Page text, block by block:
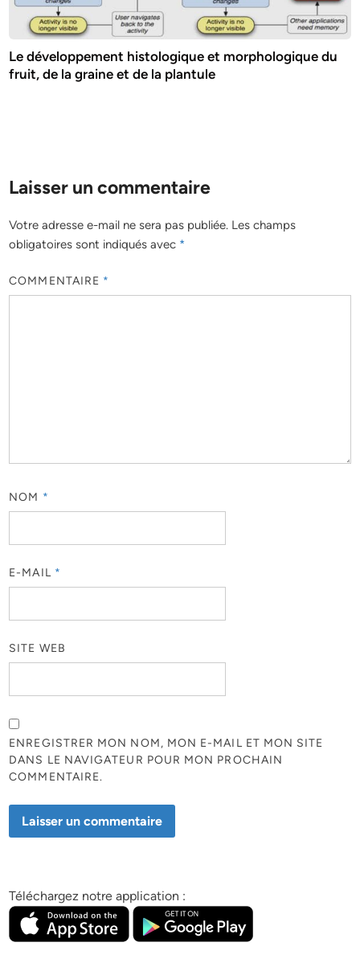
Le développement histologique et morphologique du
fruit, de la graine et de la plantule
Laisser un commentaire
Votre adresse e-mail ne sera pas publiée. Les champs
obligatoires sont indiqués avec *
COMMENTAIRE *
NOM *
E-MAIL *
SITE WEB
ENREGISTRER MON NOM, MON E-MAIL ET MON SITE
DANS LE NAVIGATEUR POUR MON PROCHAIN
COMMENTAIRE.
Téléchargez notre application :